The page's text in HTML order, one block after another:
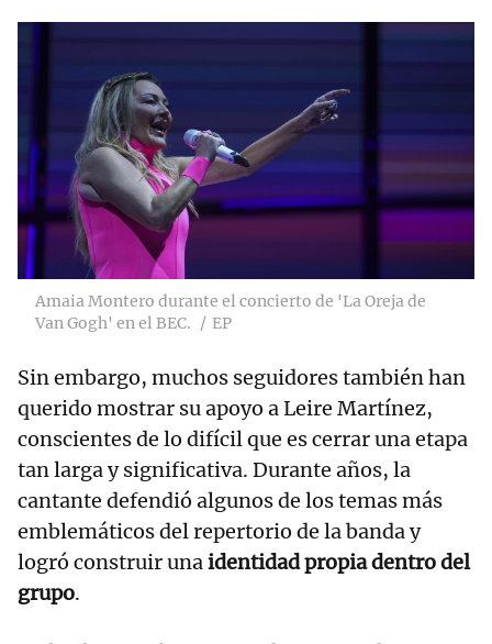
Amaia Montero durante el concierto de 'La Oreja de
Van Gogh' en el BEC.
EP
Sin embargo, muchos seguidores también han
querido mostrar su apoyo a Leire Martínez,
conscientes de lo difícil que es cerrar una etapa
tan larga y significativa. Durante años, la
cantante defendió algunos de los temas más
emblemáticos del repertorio de la banda y
logró construir unaidentidad propia dentro del
grupo.